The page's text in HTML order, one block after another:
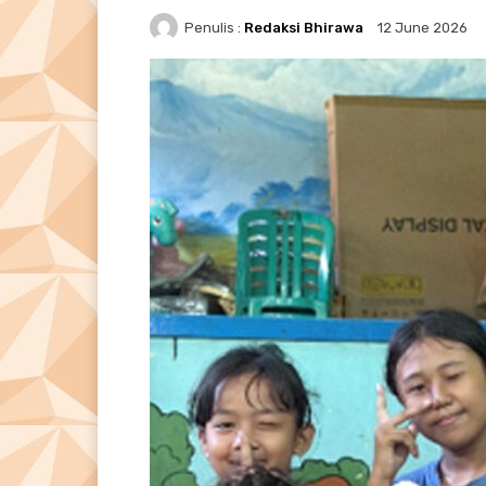
Penulis : Redaksi Bhirawa 12 June 2026